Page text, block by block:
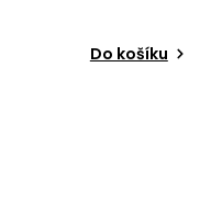
Do košíku